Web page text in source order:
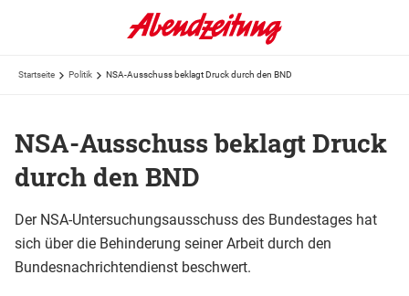
Startseite Politik NSA-Ausschuss beklagt Druck durch den BND
NSA-Ausschuss beklagt Druck
durch den BND
Der NSA-Untersuchungsausschuss des Bundestages hat
sich über die Behinderung seiner Arbeit durch den
Bundesnachrichtendienst beschwert.